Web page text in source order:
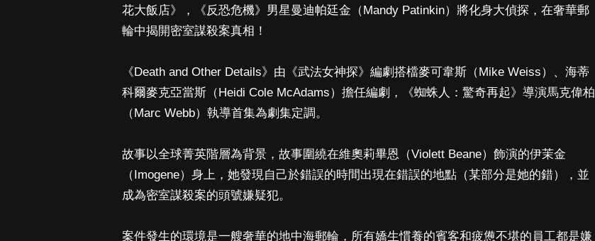
花大飯店》，《反恐危機》男星曼迪帕廷金（Mandy Patinkin）將化身大偵探，在奢華郵
輪中揭開密室謀殺案真相！
《Death and Other Details》由《武法女神探》編劇搭檔麥可韋斯（Mike Weiss）、海蒂
科爾麥克亞當斯（Heidi Cole McAdams）擔任編劇，《蜘蛛人：驚奇再起》導演馬克偉柏
（Marc Webb）執導首集為劇集定調。
故事以全球菁英階層為背景，故事圍繞在維奧莉畢恩（Violett Beane）飾演的伊茉金
（Imogene）身上，她發現自己於錯誤的時間出現在錯誤的地點（某部分是她的錯），並
成為密室謀殺案的頭號嫌疑犯。
案件發生的環境是一艘奢華的地中海郵輪，所有嬌生慣養的賓客和疲憊不堪的員工都是嫌